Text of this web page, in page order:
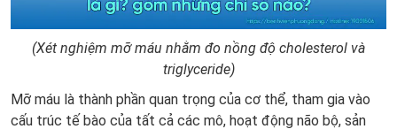
(Xét nghiệm mỡ máu nhằm đo nồng độ cholesterol và
triglyceride)
Mỡ máu là thành phần quan trọng của cơ thể, tham gia vào
cấu trúc tế bào của tất cả các mô, hoạt động não bộ, sản